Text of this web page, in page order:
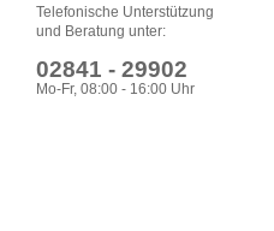
Telefonische Unterstützung
und Beratung unter:
02841 - 29902
Mo-Fr, 08:00 - 16:00 Uhr